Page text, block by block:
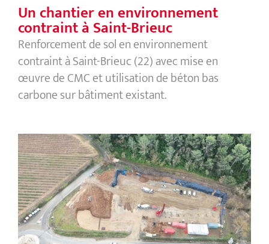
Un chantier en environnement
contraint à Saint-Brieuc
Renforcement de sol en environnement
contraint à Saint-Brieuc (22) avec mise en
œuvre de CMC et utilisation de béton bas
carbone sur bâtiment existant.
Agence Provence à Auriol : Trois
nouveaux bâtiments commerciaux